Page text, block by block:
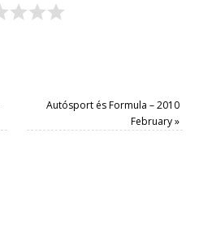
Autósport és Formula – 2010
February»